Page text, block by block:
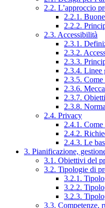
2.2. L’approccio
2.2.1.
2.2.2.
2.3. Accessibilità
2.3.1.
2.3.2.
2.3.3.
2.3.4. Linee
2.3.5.
2.3.6.
2.3.7.
2.3.8.
2.4. Privacy
2.4.1.
2.4.2.
2.4.3. Le
3. Pianificazione,
3.1. Obiettivi del
3.2. Tipologie di
3.2.1.
3.2.2.
3.2.3.
3.3. Competenze,